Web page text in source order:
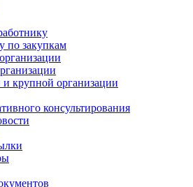
по закупкам
и крупной организации
консультирования